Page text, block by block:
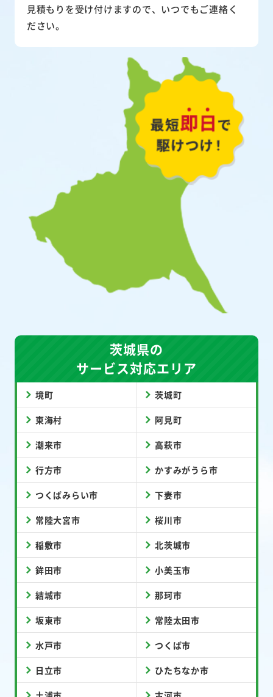
見積もりを受け付けますので、いつでもご連絡く
ださい。
茨城県の
サービス対応エリア
境町 茨城町
東海村 阿見町
潮来市 高萩市
行方市 かすみがうら市
つくばみらい市 下妻市
常陸大宮市 桜川市
稲敷市 北茨城市
鉾田市 小美玉市
結城市 那珂市
坂東市 常陸太田市
水戸市 つくば市
日立市 ひたちなか市